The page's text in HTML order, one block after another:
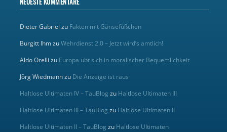
Dieter Gabriel zu Fakten mit Gänsefüßchen
Burgitt IhmzuWehrdienst 2.0 – Jetzt wird’s amtlich!
Aldo Orelli zu Europa übt sich in moralischer Bequemlichkeit
Jörg Wiedmannzu Die Anzeige ist raus
Haltlose Ultimaten IV – TauBlog zu Haltlose Ultimaten III
Haltlose Ultimaten III – TauBlog zu Haltlose Ultimaten II
Haltlose Ultimaten II – TauBlog zu Haltlose Ultimaten